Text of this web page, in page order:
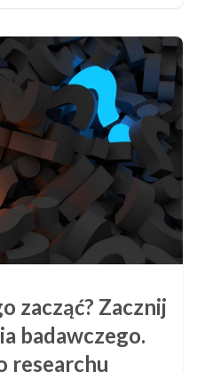
zacząć? Zacznij
badawczego.
researchu